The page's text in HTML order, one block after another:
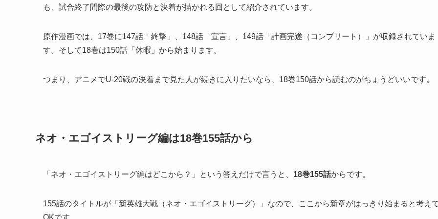
も、試合終了間際の最後の攻防と決着が描かれる回として紹介されています。
原作漫画では、17巻に147話「終撃」、148話「宣言」、149話「計画完遂（コンプリート）」が収録されていま
す。そして18巻は150話「休暇」から始まります。
つまり、アニメでU-20戦の決着まで見た人が続きに入りたいなら、18巻150話から読むのがちょうどいいです。
ネオ・エゴイストリーグ編は18巻155話から
「ネオ・エゴイストリーグ編はどこから？」という答えだけで言うと、 18巻155話からです。
155話のタイトルが「新英雄大戦（ネオ・エゴイストリーグ）」なので、ここから新章がはっきり始まると考え
OKです。